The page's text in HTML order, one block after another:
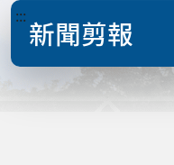
::: 新聞剪報